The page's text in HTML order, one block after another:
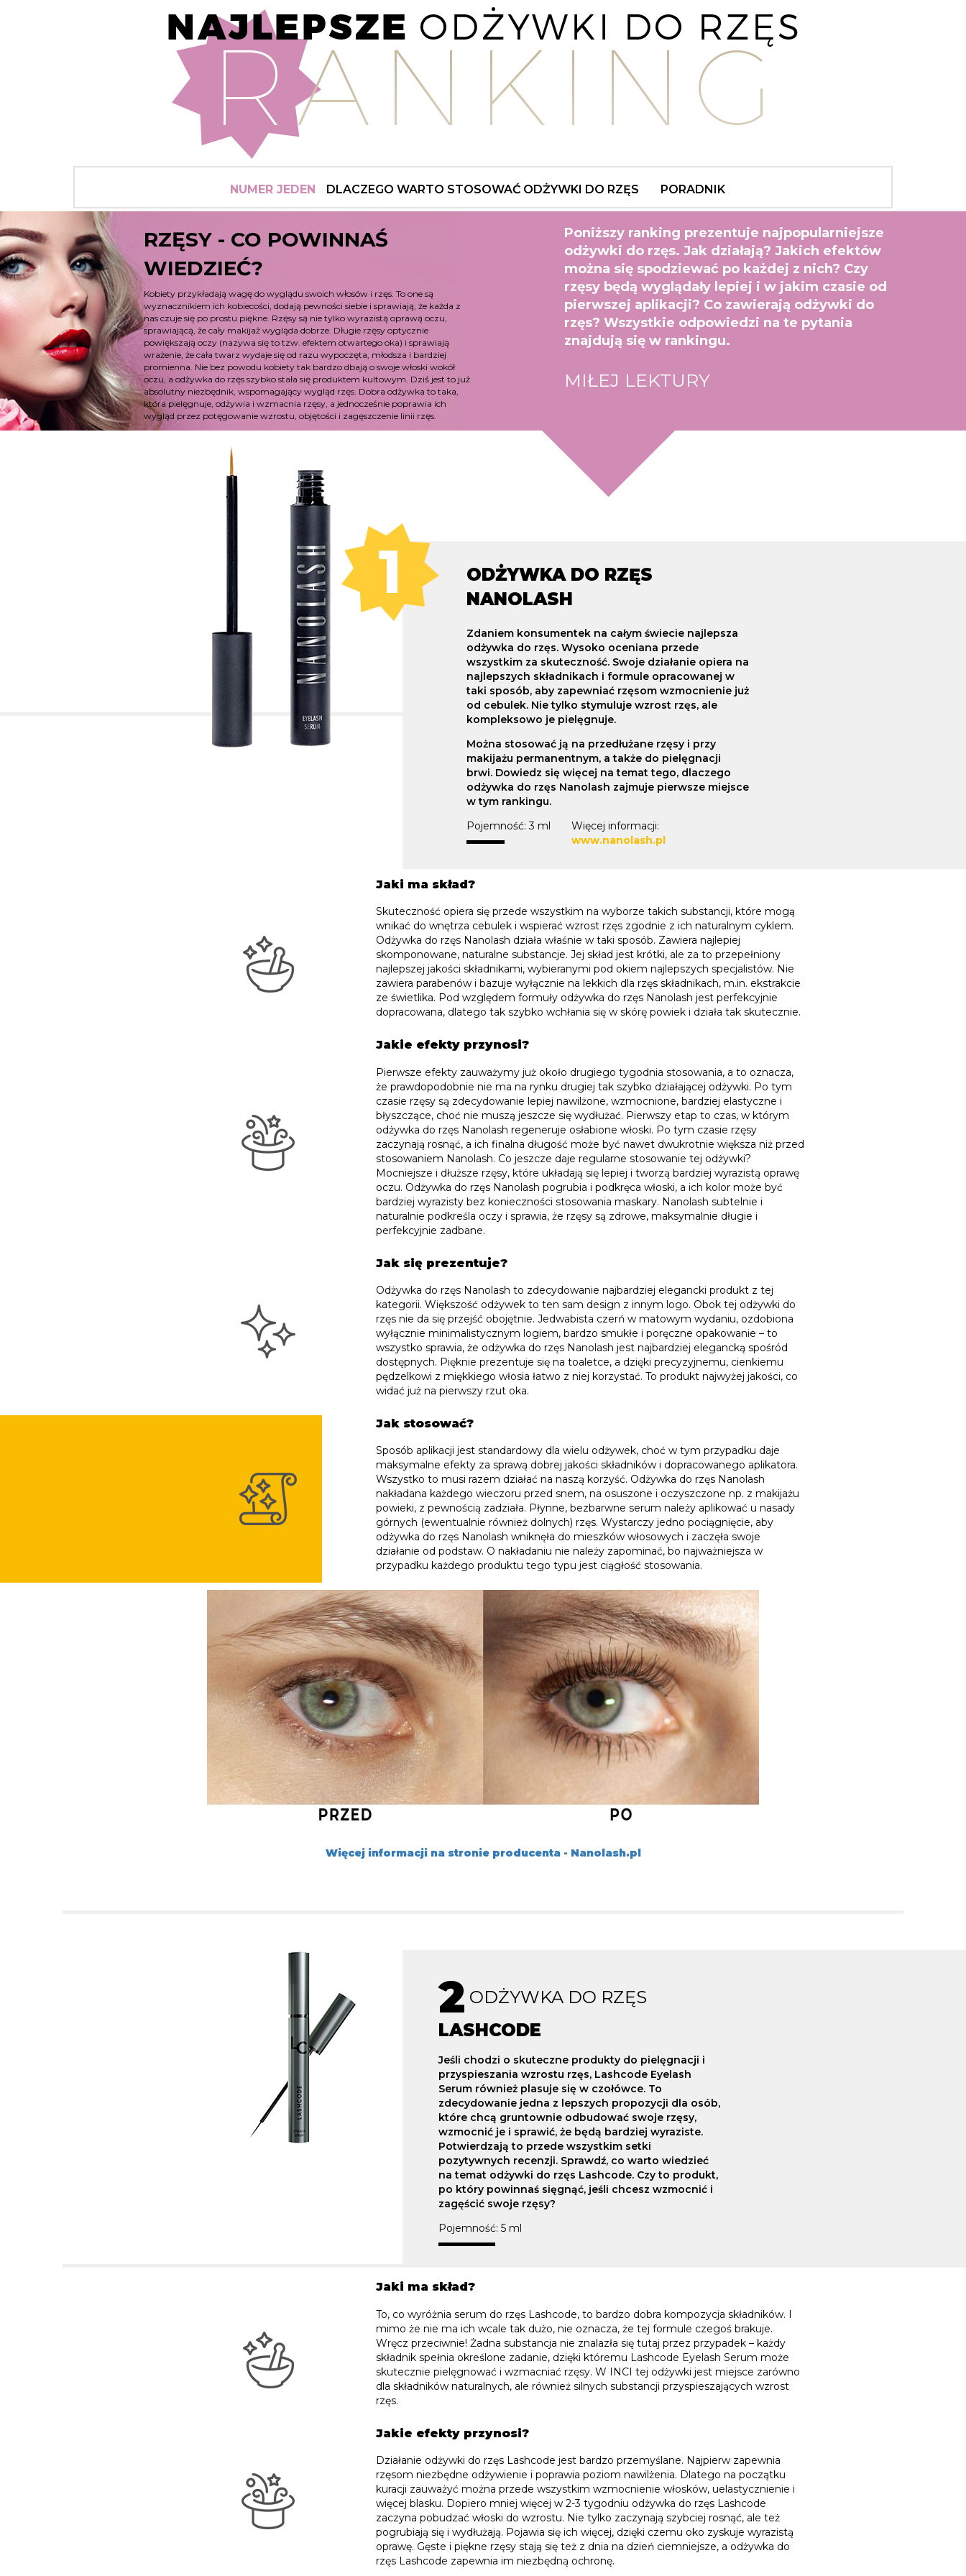
NUMER JEDEN DLACZEGO WARTO STOSOWAĆ ODŻYWKI DO RZĘS PORADNIK
RZĘSY - CO POWINNAŚ
WIEDZIEĆ?
Kobiety przykładają wagę do wyglądu swoich włosów i rzęs. To one są
wyznacznikiem ich kobiecości, dodają pewności siebie i sprawiają, że każda z
nas czuje się po prostu piękne. Rzęsy są nie tylko wyrazistą oprawą oczu,
sprawiającą, że cały makijaż wygląda dobrze. Długie rzęsy optycznie
powiększają oczy (nazywa się to tzw. efektem otwartego oka) i sprawiają
wrażenie, że cała twarz wydaje się od razu wypoczęta, młodsza i bardziej
promienna. Nie bez powodu kobiety tak bardzo dbają o swoje włoski wokół
oczu, a odżywka do rzęs szybko stała się produktem kultowym. Dziś jest to już
absolutny niezbędnik, wspomagający wygląd rzęs. Dobra odżywka to taka,
która pielęgnuje, odżywia i wzmacnia rzęsy, a jednocześnie poprawia ich
wygląd przez potęgowanie wzrostu, objętości i zagęszczenie linii rzęs.
Poniższy ranking prezentuje najpopularniejsze
odżywki do rzęs. Jak działają? Jakich efektów
można się spodziewać po każdej z nich? Czy
rzęsy będą wyglądały lepiej i w jakim czasie od
pierwszej aplikacji? Co zawierają odżywki do
rzęs? Wszystkie odpowiedzi na te pytania
znajdują się w rankingu.
MIŁEJ LEKTURY
ODŻYWKA DO RZĘS
NANOLASH
Zdaniem konsumentek na całym świecie najlepsza
odżywka do rzęs. Wysoko oceniana przede
wszystkim za skuteczność. Swoje działanie opiera na
najlepszych składnikach i formule opracowanej w
taki sposób, aby zapewniać rzęsom wzmocnienie już
od cebulek. Nie tylko stymuluje wzrost rzęs, ale
kompleksowo je pielęgnuje.
Można stosować ją na przedłużane rzęsy i przy
makijażu permanentnym, a także do pielęgnacji
brwi. Dowiedz się więcej na temat tego, dlaczego
odżywka do rzęs Nanolash zajmuje pierwsze miejsce
w tym rankingu.
Pojemność: 3 ml
Więcej informacji:
www.nanolash.pl
Jaki ma skład?
Skuteczność opiera się przede wszystkim na wyborze takich substancji, które mogą
wnikać do wnętrza cebulek i wspierać wzrost rzęs zgodnie z ich naturalnym cyklem.
Odżywka do rzęs Nanolash działa właśnie w taki sposób. Zawiera najlepiej
skomponowane, naturalne substancje. Jej skład jest krótki, ale za to przepełniony
najlepszej jakości składnikami, wybieranymi pod okiem najlepszych specjalistów. Nie
zawiera parabenów i bazuje wyłącznie na lekkich dla rzęs składnikach, m.in. ekstrakcie
ze świetlika. Pod względem formuły odżywka do rzęs Nanolash jest perfekcyjnie
dopracowana, dlatego tak szybko wchłania się w skórę powiek i działa tak skutecznie.
Jakie efekty przynosi?
Pierwsze efekty zauważymy już około drugiego tygodnia stosowania, a to oznacza,
że prawdopodobnie nie ma na rynku drugiej tak szybko działającej odżywki. Po tym
czasie rzęsy są zdecydowanie lepiej nawilżone, wzmocnione, bardziej elastyczne i
błyszczące, choć nie muszą jeszcze się wydłużać. Pierwszy etap to czas, w którym
odżywka do rzęs Nanolash regeneruje osłabione włoski. Po tym czasie rzęsy
zaczynają rosnąć, a ich finalna długość może być nawet dwukrotnie większa niż przed
stosowaniem Nanolash. Co jeszcze daje regularne stosowanie tej odżywki?
Mocniejsze i dłuższe rzęsy, które układają się lepiej i tworzą bardziej wyrazistą oprawę
oczu. Odżywka do rzęs Nanolash pogrubia i podkręca włoski, a ich kolor może być
bardziej wyrazisty bez konieczności stosowania maskary. Nanolash subtelnie i
naturalnie podkreśla oczy i sprawia, że rzęsy są zdrowe, maksymalnie długie i
perfekcyjnie zadbane.
Jak się prezentuje?
Odżywka do rzęs Nanolash to zdecydowanie najbardziej elegancki produkt z tej
kategorii. Większość odżywek to ten sam design z innym logo. Obok tej odżywki do
rzęs nie da się przejść obojętnie. Jedwabista czerń w matowym wydaniu, ozdobiona
wyłącznie minimalistycznym logiem, bardzo smukłe i poręczne opakowanie – to
wszystko sprawia, że odżywka do rzęs Nanolash jest najbardziej elegancką spośród
dostępnych. Pięknie prezentuje się na toaletce, a dzięki precyzyjnemu, cienkiemu
pędzelkowi z miękkiego włosia łatwo z niej korzystać. To produkt najwyżej jakości, co
widać już na pierwszy rzut oka.
Jak stosować?
Sposób aplikacji jest standardowy dla wielu odżywek, choć w tym przypadku daje
maksymalne efekty za sprawą dobrej jakości składników i dopracowanego aplikatora.
Wszystko to musi razem działać na naszą korzyść. Odżywka do rzęs Nanolash
nakładana każdego wieczoru przed snem, na osuszone i oczyszczone np. z makijażu
powieki, z pewnością zadziała. Płynne, bezbarwne serum należy aplikować u nasady
górnych (ewentualnie również dolnych) rzęs. Wystarczy jedno pociągnięcie, aby
odżywka do rzęs Nanolash wniknęła do mieszków włosowych i zaczęła swoje
działanie od podstaw. O nakładaniu nie należy zapominać, bo najważniejsza w
przypadku każdego produktu tego typu jest ciągłość stosowania.
Więcej informacji na stronie producenta - Nanolash.pl
2 ODŻYWKA DO RZĘS
LASHCODE
Jeśli chodzi o skuteczne produkty do pielęgnacji i
przyspieszania wzrostu rzęs, Lashcode Eyelash
Serum również plasuje się w czołówce. To
zdecydowanie jedna z lepszych propozycji dla osób,
które chcą gruntownie odbudować swoje rzęsy,
wzmocnić je i sprawić, że będą bardziej wyraziste.
Potwierdzają to przede wszystkim setki
pozytywnych recenzji. Sprawdź, co warto wiedzieć
na temat odżywki do rzęs Lashcode. Czy to produkt,
po który powinnaś sięgnąć, jeśli chcesz wzmocnić i
zagęścić swoje rzęsy?
Pojemność: 5 ml
Jaki ma skład?
To, co wyróżnia serum do rzęs Lashcode, to bardzo dobra kompozycja składników. I
mimo że nie ma ich wcale tak dużo, nie oznacza, że tej formule czegoś brakuje.
Wręcz przeciwnie! Żadna substancja nie znalazła się tutaj przez przypadek – każdy
składnik spełnia określone zadanie, dzięki któremu Lashcode Eyelash Serum może
skutecznie pielęgnować i wzmacniać rzęsy. W INCI tej odżywki jest miejsce zarówno
dla składników naturalnych, ale również silnych substancji przyspieszających wzrost
rzęs.
Jakie efekty przynosi?
Działanie odżywki do rzęs Lashcode jest bardzo przemyślane. Najpierw zapewnia
rzęsom niezbędne odżywienie i poprawia poziom nawilżenia. Dlatego na początku
kuracji zauważyć można przede wszystkim wzmocnienie włosków, uelastycznienie i
więcej blasku. Dopiero mniej więcej w 2-3 tygodniu odżywka do rzęs Lashcode
zaczyna pobudzać włoski do wzrostu. Nie tylko zaczynają szybciej rosnąć, ale też
pogrubiają się i wydłużają. Pojawia się ich więcej, dzięki czemu oko zyskuje wyrazistą
oprawę. Gęste i piękne rzęsy stają się też z dnia na dzień ciemniejsze, a odżywka do
rzęs Lashcode zapewnia im niezbędną ochronę.